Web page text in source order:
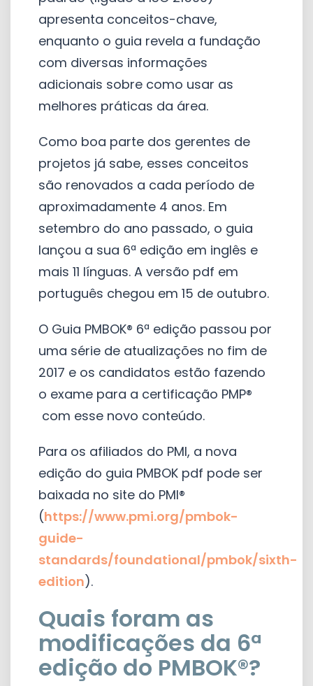
apresenta conceitos-chave,
enquanto o guia revela a fundação
com diversas informações
adicionais sobre como usar as
melhores práticas da área.
Como boa parte dos gerentes de
projetos já sabe, esses conceitos
são renovados a cada período de
aproximadamente 4 anos. Em
setembro do ano passado, o guia
lançou a sua 6ª edição em inglês e
mais 11 línguas. A versão pdf em
português chegou em 15 de outubro.
O Guia PMBOK® 6ª edição passou por
uma série de atualizações no fim de
2017 e os candidatos estão fazendo
o exame para a certificação PMP®
com esse novo conteúdo.
Para os afiliados do PMI, a nova
edição do guia PMBOK pdf pode ser
baixada no site do PMI®
(https://www.pmi.org/pmbok-
guide-
standards/foundational/pmbok/sixth-
edition).
Quais foram as
modificações da 6ª
edição do PMBOK®?